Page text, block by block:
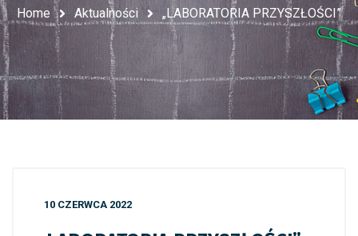
Home Aktualności „LABORATORIA PRZYSZŁOŚCI”
10 CZERWCA 2022